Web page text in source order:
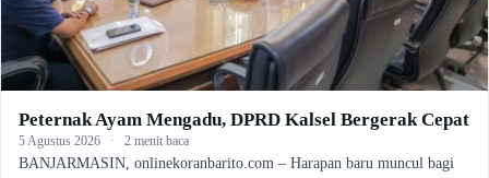
Peternak Ayam Mengadu, DPRD Kalsel Bergerak Cepat
5 Agustus 2026 · 2 menit baca
BANJARMASIN, onlinekoranbarito.com – Harapan baru muncul bagi